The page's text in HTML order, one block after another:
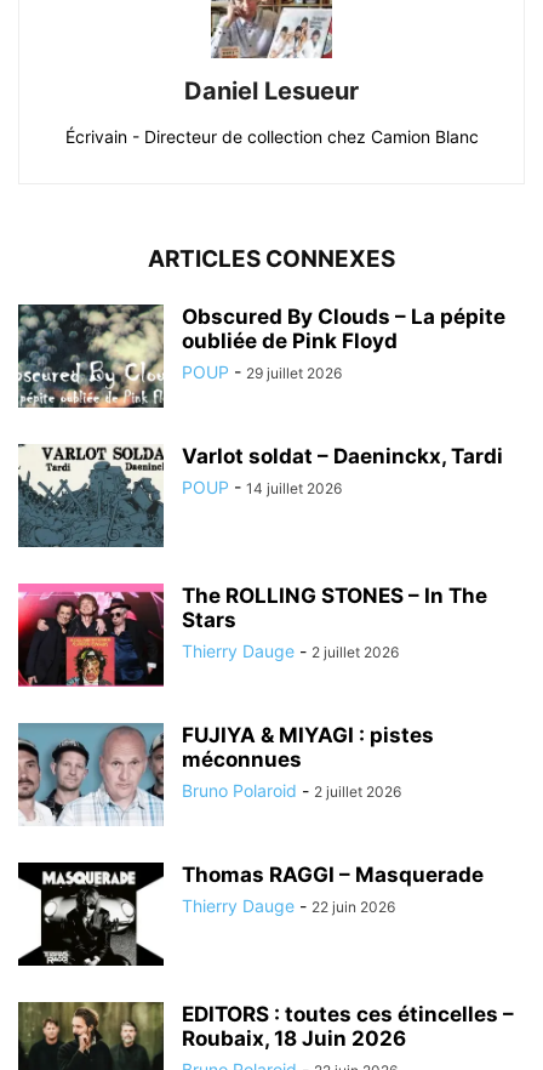
Daniel Lesueur
Écrivain - Directeur de collection chez Camion Blanc
ARTICLES CONNEXES
Obscured By Clouds – La pépite
oubliée de Pink Floyd
POUP - 29 juillet 2026
Varlot soldat – Daeninckx, Tardi
POUP - 14 juillet 2026
The ROLLING STONES – In The
Stars
Thierry Dauge - 2 juillet 2026
FUJIYA & MIYAGI : pistes
méconnues
Bruno Polaroid - 2 juillet 2026
Thomas RAGGI – Masquerade
Thierry Dauge - 22 juin 2026
EDITORS : toutes ces étincelles –
Roubaix, 18 Juin 2026